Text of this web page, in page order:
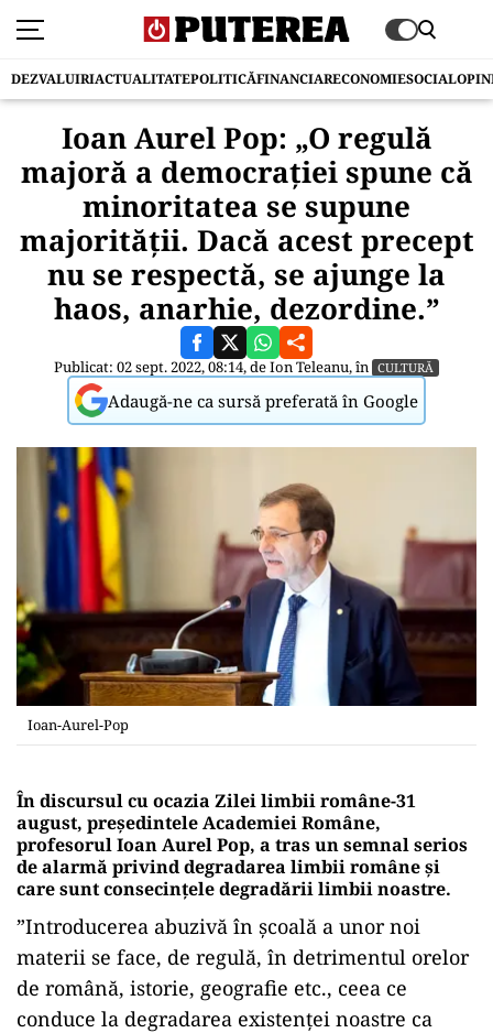
DEZVALUIRIACTUALITATEPOLITICĂFINANCIARECONOMIESOCIAL
Ioan Aurel Pop: „O regulă
majoră a democrației spune că
minoritatea se supune
majorității. Dacă acest precept
nu se respectă, se ajunge la
haos, anarhie, dezordine.”
Publicat: 02 sept. 2022, 08:14, deIon Teleanu, în CULTURĂ
Adaugă-ne ca sursă preferată în Google
Ioan-Aurel-Pop
În discursul cu ocazia Zilei limbii române-31
august, președintele Academiei Române,
profesorul Ioan Aurel Pop, a tras un semnal serios
de alarmă privind degradarea limbii române și
care sunt consecințele degradării limbii noastre.
”Introducerea abuzivă în școală a unor noi
materii se face, de regulă, în detrimentul orelor
de română, istorie, geografie etc., ceea ce
conduce la degradarea existenței noastre ca